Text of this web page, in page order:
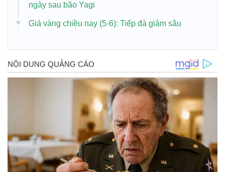
ngày sau bão Yagi
Giá vàng chiều nay (5-6): Tiếp đà giảm sâu